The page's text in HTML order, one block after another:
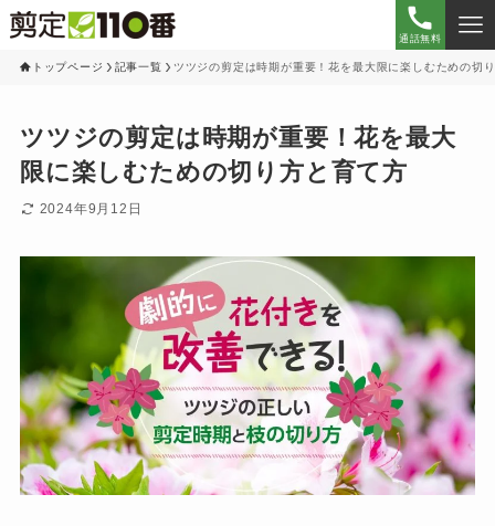
通話無料
トップページ 記事一覧 ツツジの剪定は時期が重要！花を最大限に楽しむための切
ツツジの剪定は時期が重要！花を最大
限に楽しむための切り方と育て方
2024年9月12日